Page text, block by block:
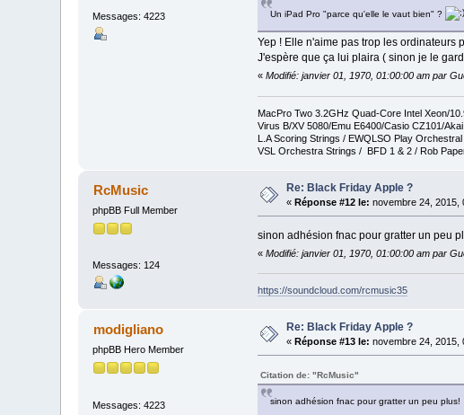
Messages: 4223 Un iPad Pro "parce qu'elle le vaut bien" ?
Yep ! Elle n'aime pas trop les
J'espère que ça lui plaira ( sinon je le
« Modifié: janvier 01, 1970, 01:00:00 am par
MacPro Two 3.2GHz Quad-Core Intel Xeon/
Virus B/XV 5080/Emu E6400/Casio CZ101/
L.A Scoring Strings / EWQLSO Play
VSL Orchestra Strings / BFD 1 & 2 / Rob
RcMusic
phpBB Full Member
Messages: 124
Re: Black Friday Apple ?
«Réponse #12 le: novembre 24, 2015,
sinon adhésion fnac pour gratter un peu
« Modifié: janvier 01, 1970, 01:00:00 am par
https://soundcloud.com/rcmusic35
modigliano
phpBB Hero Member
Messages: 4223
Re: Black Friday Apple ?
«Réponse #13 le: novembre 24, 2015,
Citation de: "RcMusic"
sinon adhésion fnac pour gratter un peu plus!